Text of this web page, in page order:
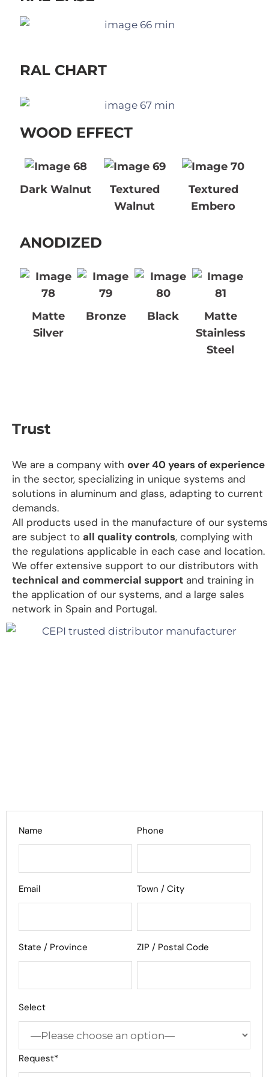
RAL CHART
WOOD EFFECT
Dark Walnut
Textured
Walnut
Textured
Embero
ANODIZED
Matte
Silver
Bronze Black
Matte
Stainless
Steel
Trust
We are a company with over 40 years of experience
in the sector, specializing in unique systems and
solutions in aluminum and glass, adapting to current
demands.
All products used in the manufacture of our systems
are subject to all quality controls, complying with
the regulations applicable in each case and location.
We offer extensive support to our distributors with
technical and commercial support and training in
the application of our systems, and a large sales
network in Spain and Portugal.
Name Phone
Email Town / City
State / Province ZIP / Postal Code
Select
Request*